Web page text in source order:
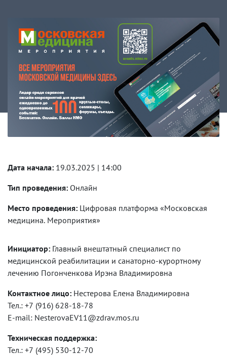
Дата начала:
19.03.2025 | 14:00
Тип проведения: Онлайн
Место проведения: Цифровая платформа «Московская
медицина. Мероприятия»
Инициатор:
медицинской реабилитации и санаторно-курортному
лечению Погонченкова Ирэна Владимировна
Контактное лицо:
Нестерова Елена Владимировна
Тел.: +7 (916) 628-18-78
E-mail: NesterovaEV11@zdrav.mos.ru
Техническая поддержка:
Тел.: +7 (495) 530-12-70